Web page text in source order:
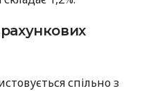
спільно з